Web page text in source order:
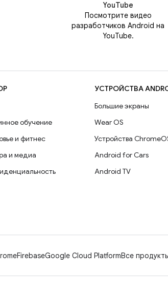
YouTube
Посмотрите видео
разработчиков Android на
YouTube.
обучение
и фитнес
и медиа
УСТРОЙСТВА
Большие экраны
Wear OS
Устройства
Android for Cars
Android TV
FirebaseGoogle Cloud PlatformВсе